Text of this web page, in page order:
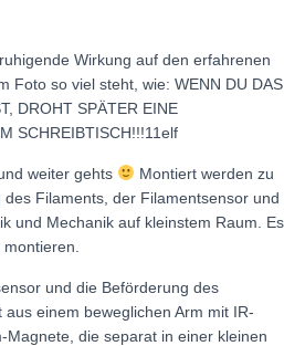
Wirkung auf den erfahrenen
Foto so viel steht, wie: WENN DU DAS
DROHT SPÄTER EINE
SCHREIBTISCH!!!11elf
weiter gehts
Montiert werden zu
Filaments, der Filamentsensor und
und Mechanik auf kleinstem Raum. Es
und die Beförderung des
einem beweglichen Arm mit IR-
Magnete, die separat in einer kleinen